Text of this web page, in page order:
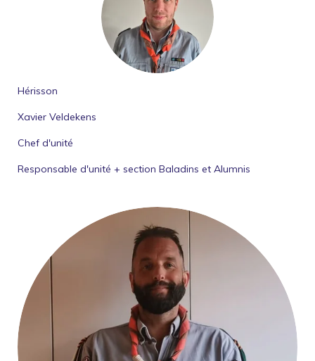
Hérisson
Xavier Veldekens
Chef d'unité
Responsable d'unité + section Baladins et Alumnis